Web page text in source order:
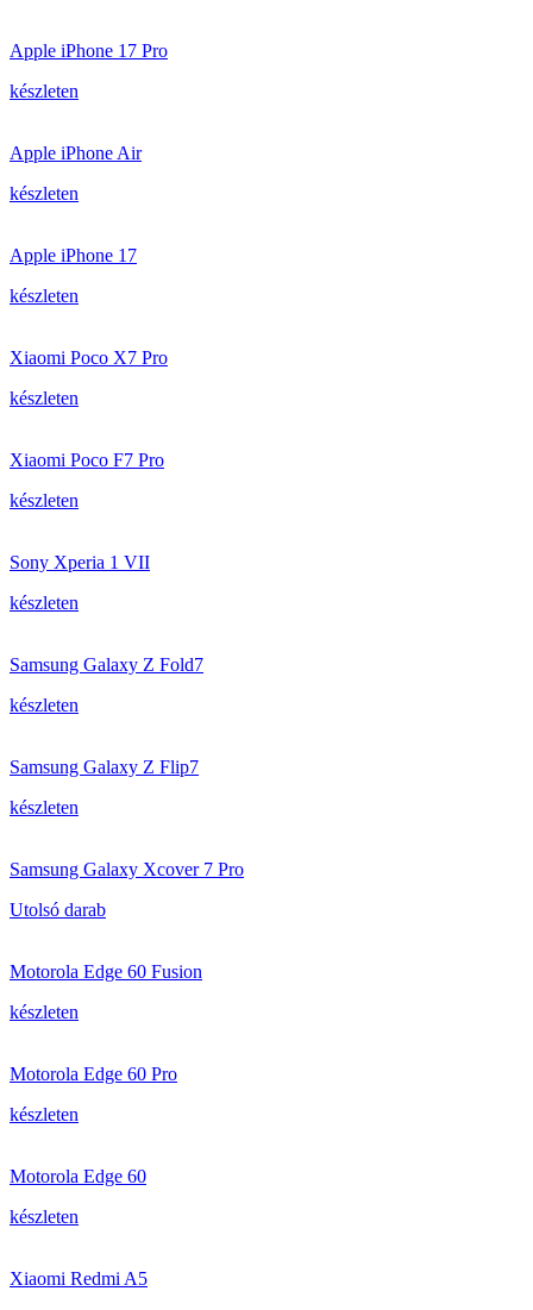
Apple iPhone 17 Pro
készleten
Apple iPhone Air
készleten
Apple iPhone 17
készleten
Xiaomi Poco X7 Pro
készleten
Xiaomi Poco F7 Pro
készleten
Sony Xperia 1 VII
készleten
Samsung Galaxy Z Fold7
készleten
Samsung Galaxy Z Flip7
készleten
Samsung Galaxy Xcover 7 Pro
Utolsó darab
Motorola Edge 60 Fusion
készleten
Motorola Edge 60 Pro
készleten
Motorola Edge 60
készleten
Xiaomi Redmi A5